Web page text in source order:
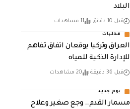
البلاد
قبل 10 دقائق 11 مشاهدات
محليات
العراق وتركيا يوقعان اتفاق تفاهم
للإدارة الذكية للمياه
قبل 36 دقيقة 20 مشاهدات
يوم جديد
مسمار القدم.. وجع صغير وعلاج